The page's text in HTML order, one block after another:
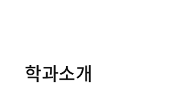
학과소개